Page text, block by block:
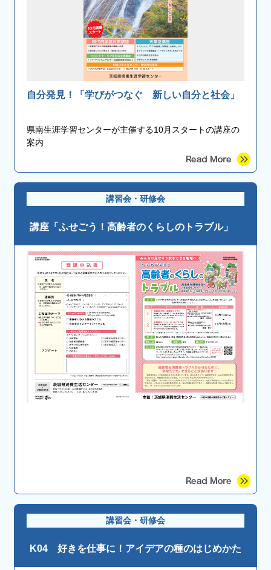
自分発見！「学びがつなぐ 新しい自分と社会」
県南生涯学習センターが主催する10月スタートの講座の
案内
講習会・研修会
講座「ふせごう！高齢者のくらしのトラブル」
講習会・研修会
K04 好きを仕事に！アイデアの種のはじめかた